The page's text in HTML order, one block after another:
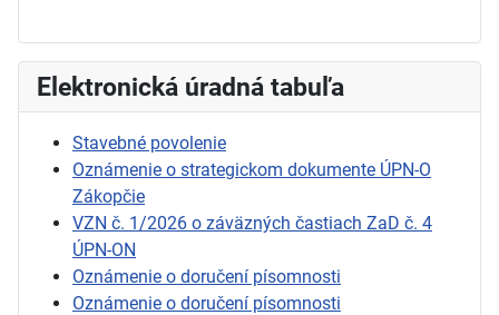
Elektronická úradná tabuľa
Stavebné povolenie
Oznámenie o strategickom dokumente ÚPN-O
Zákopčie
VZN č. 1/2026 o záväzných častiach ZaD č. 4
ÚPN-ON
Oznámenie o doručení písomnosti
Oznámenie o doručení písomnosti